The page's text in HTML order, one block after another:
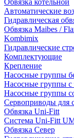
Автоматические
Гидравлическая
Обвязка Maibes /
Kombimix
Гидравлические
Комплектующие
Крепление
Насосные группы
Насосные группы
Насосные группы
Сервоприводы для
Обвязка Uni-Fitt
Система Uni-Fitt
Обвязка Север